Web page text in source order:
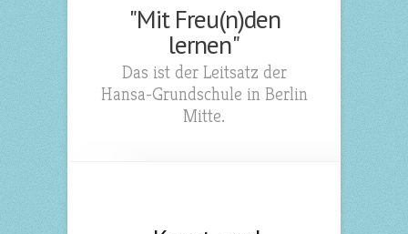
"Mit Freu(n)den
lernen"
Das ist der Leitsatz der
Hansa-Grundschule in Berlin
Mitte.